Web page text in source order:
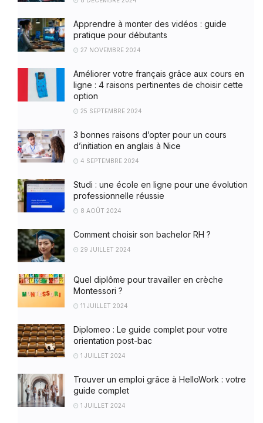
Apprendre à monter des vidéos : guide
pratique pour débutants
27 NOVEMBRE 2024
Améliorer votre français grâce aux cours en
ligne : 4 raisons pertinentes de choisir cette
option
25 SEPTEMBRE 2024
3 bonnes raisons d’opter pour un cours
d’initiation en anglais à Nice
4 SEPTEMBRE 2024
Studi : une école en ligne pour une évolution
professionnelle réussie
8 AOÛT 2024
Comment choisir son bachelor RH ?
29 JUILLET 2024
Quel diplôme pour travailler en crèche
Montessori ?
11 JUILLET 2024
Diplomeo : Le guide complet pour votre
orientation post-bac
1 JUILLET 2024
Trouver un emploi grâce à HelloWork : votre
guide complet
1 JUILLET 2024